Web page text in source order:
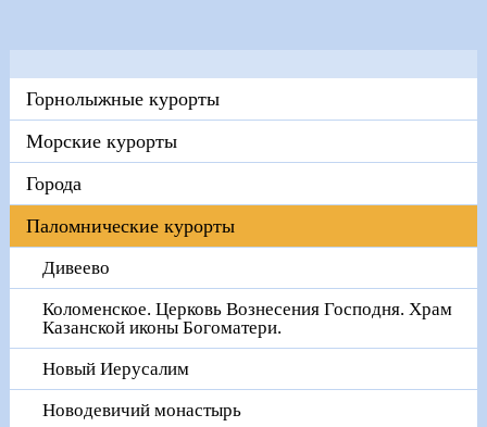
Горнолыжные курорты
Морские курорты
Города
Паломнические курорты
Дивеево
Коломенское. Церковь Вознесения Господня. Храм
Казанской иконы Богоматери.
Новый Иерусалим
Новодевичий монастырь